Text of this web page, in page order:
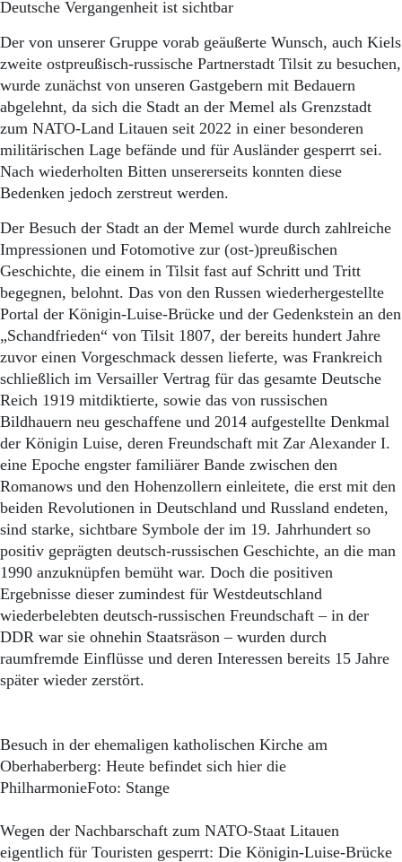
Deutsche Vergangenheit ist sichtbar
Der von unserer Gruppe vorab geäußerte Wunsch, auch Kiels
zweite ostpreußisch-russische Partnerstadt Tilsit zu besuchen,
wurde zunächst von unseren Gastgebern mit Bedauern
abgelehnt, da sich die Stadt an der Memel als Grenzstadt
zum NATO-Land Litauen seit 2022 in einer besonderen
militärischen Lage befände und für Ausländer gesperrt sei.
Nach wiederholten Bitten unsererseits konnten diese
Bedenken jedoch zerstreut werden.
Der Besuch der Stadt an der Memel wurde durch zahlreiche
Impressionen und Fotomotive zur (ost-)preußischen
Geschichte, die einem in Tilsit fast auf Schritt und Tritt
begegnen, belohnt. Das von den Russen wiederhergestellte
Portal der Königin-Luise-Brücke und der Gedenkstein an den
„Schandfrieden“ von Tilsit 1807, der bereits hundert Jahre
zuvor einen Vorgeschmack dessen lieferte, was Frankreich
schließlich im Versailler Vertrag für das gesamte Deutsche
Reich 1919 mitdiktierte, sowie das von russischen
Bildhauern neu geschaffene und 2014 aufgestellte Denkmal
der Königin Luise, deren Freundschaft mit Zar Alexander I.
eine Epoche engster familiärer Bande zwischen den
Romanows und den Hohenzollern einleitete, die erst mit den
beiden Revolutionen in Deutschland und Russland endeten,
sind starke, sichtbare Symbole der im 19. Jahrhundert so
positiv geprägten deutsch-russischen Geschichte, an die man
1990 anzuknüpfen bemüht war. Doch die positiven
Ergebnisse dieser zumindest für Westdeutschland
wiederbelebten deutsch-russischen Freundschaft – in der
DDR war sie ohnehin Staatsräson – wurden durch
raumfremde Einflüsse und deren Interessen bereits 15 Jahre
später wieder zerstört.
Besuch in der ehemaligen katholischen Kirche am
Oberhaberberg: Heute befindet sich hier die
PhilharmonieFoto: Stange
Wegen der Nachbarschaft zum NATO-Staat Litauen
eigentlich für Touristen gesperrt: Die Königin-Luise-Brücke